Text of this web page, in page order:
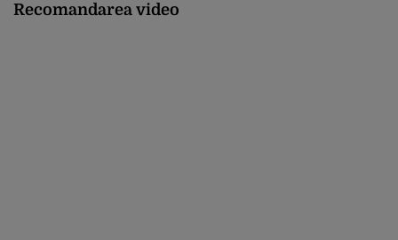
Recomandarea video